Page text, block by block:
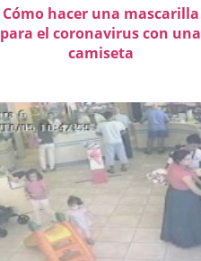
Cómo hacer una mascarilla
para el coronavirus con una
camiseta